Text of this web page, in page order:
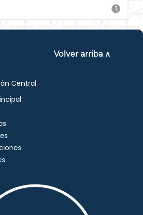
1
Volver arriba ∧
Central